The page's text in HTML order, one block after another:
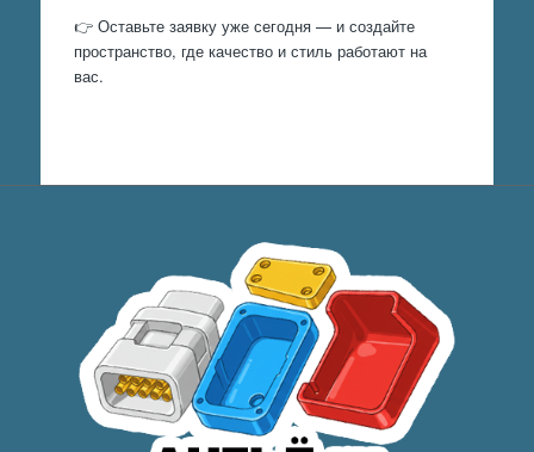
👉 Оставьте заявку уже сегодня — и создайте
пространство, где качество и стиль работают на
вас.